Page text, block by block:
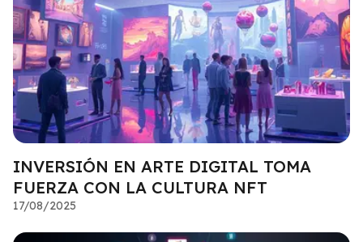
INVERSIÓN EN ARTE DIGITAL TOMA
FUERZA CON LA CULTURA NFT
17/08/2025